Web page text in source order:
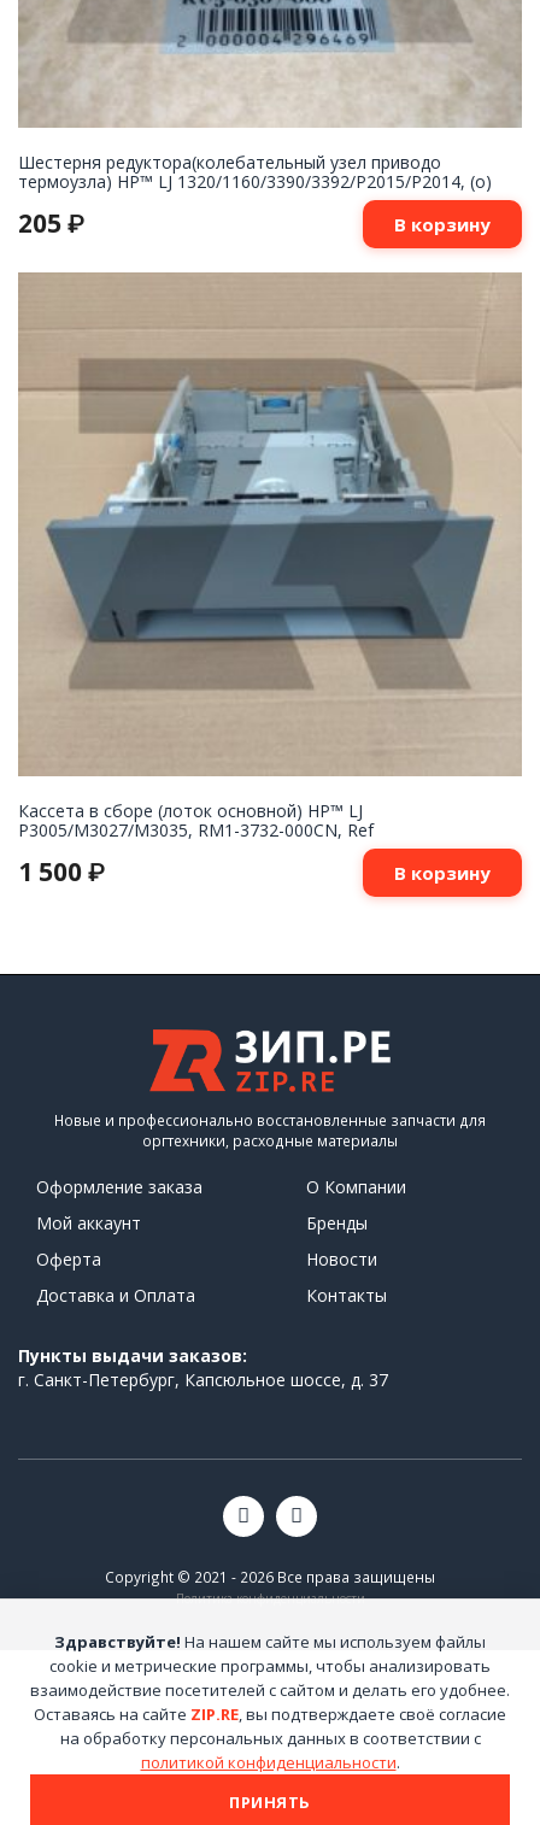
Шестерня редуктора(колебательный узел приводо
термоузла) HP™ LJ 1320/1160/3390/3392/P2015/P2014, (о)
205 ₽ В корзину
Кассета в сборе (лоток основной) HP™ LJ
P3005/M3027/M3035, RM1-3732-000CN, Ref
1 500 ₽ В корзину
Новые и профессионально восстановленные запчасти для
оргтехники, расходные материалы
Оформление заказа
Мой аккаунт
Оферта
Доставка и Оплата
О Компании
Бренды
Новости
Контакты
Пункты выдачи заказов:
г. Санкт-Петербург, Капсюльное шоссе, д. 37
Copyright © 2021 - 2026 Все права защищены
Политика конфиденциальности
Здравствуйте! На нашем сайте мы используем файлы
cookie и метрические программы, чтобы анализировать
взаимодействие посетителей с сайтом и делать его удобнее.
Оставаясь на сайте ZIP.RE, вы подтверждаете своё согласие
на обработку персональных данных в соответствии с
политикой конфиденциальности.
ПРИНЯТЬ